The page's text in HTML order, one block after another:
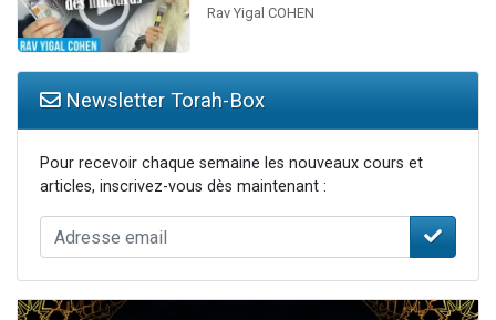
Rav Yigal COHEN
Newsletter Torah-Box
Pour recevoir chaque semaine les nouveaux cours et
articles, inscrivez-vous dès maintenant :